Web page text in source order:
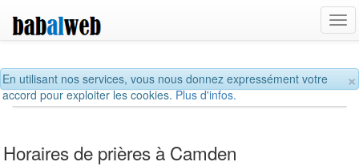
×
En utilisant nos services, vous nous donnez expressément votre
accord pour exploiter les cookies.Plus d'infos.
Horaires de prières à Camden